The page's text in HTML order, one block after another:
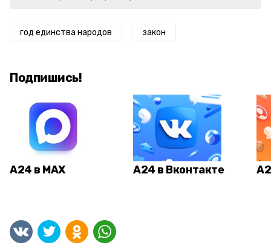
год единства народов закон
Подпишись!
А24 в MAX А24 в Вконтакте